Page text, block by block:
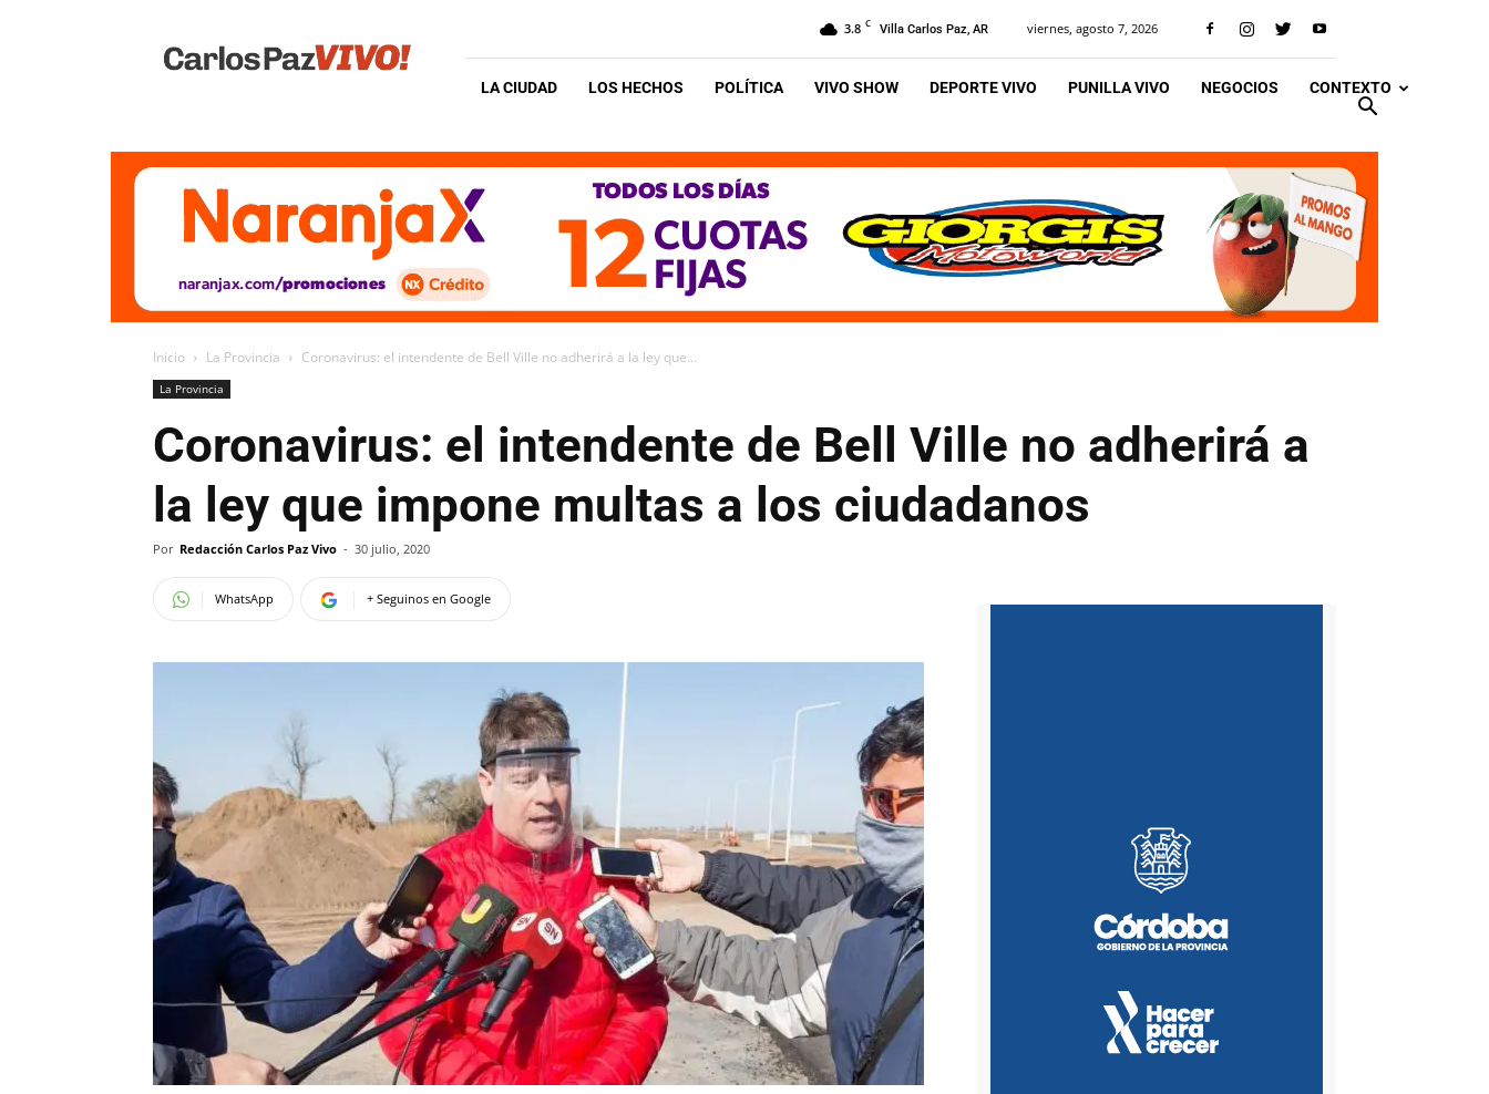
Vivo
3.8 C Villa Carlos Paz, AR viernes, agosto 7, 2026
LA CIUDAD LOS HECHOS POLÍTICA VIVO SHOW DEPORTE VIVO PUNILLA VIVO NEGOCIOS CONTEXTO
Inicio La Provincia Coronavirus: el intendente de Bell Ville no adherirá a la ley que...
La Provincia
Coronavirus: el intendente de Bell Ville no adherirá a
la ley que impone multas a los ciudadanos
Por Redacción Carlos Paz Vivo - 30 julio, 2020
WhatsApp + Seguinos en Google